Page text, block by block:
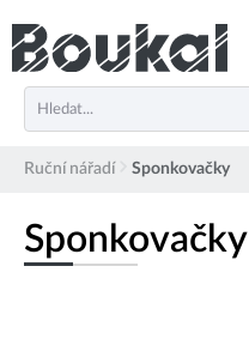
Ruční nářadí Sponkovačky
Sponkovačky